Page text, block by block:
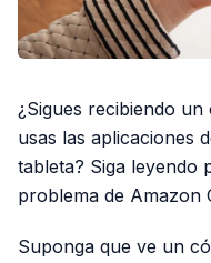
¿Sigues recibiendo un
usas las aplicaciones
tableta? Siga leyendo
problema de Amazon
Suponga que ve un